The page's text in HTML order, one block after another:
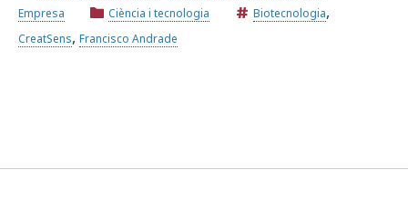
Empresa
Ciència i tecnologia Biotecnologia,
CreatSens, Francisco Andrade